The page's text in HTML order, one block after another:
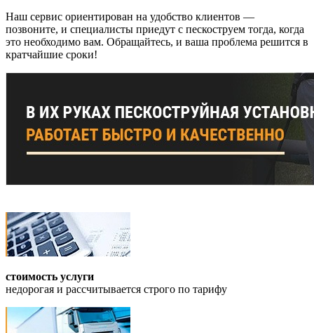
Наш сервис ориентирован на удобство клиентов —
позвоните, и специалисты приедут с пескоструем тогда, когда
это необходимо вам. Обращайтесь, и ваша проблема решится в
кратчайшие сроки!
стоимость услуги
недорогая и рассчитывается строго по тарифу